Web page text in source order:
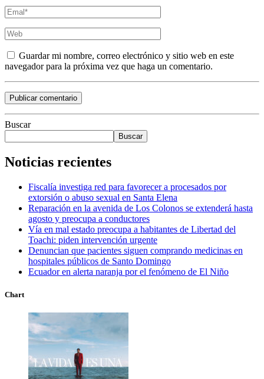
Guardar mi nombre, correo electrónico y sitio web en este
navegador para la próxima vez que haga un comentario.
Buscar
Buscar
Noticias recientes
Fiscalía investiga red para favorecer a procesados por
extorsión o abuso sexual en Santa Elena
Reparación en la avenida de Los Colonos se extenderá hasta
agosto y preocupa a conductores
Vía en mal estado preocupa a habitantes de Libertad del
Toachi: piden intervención urgente
Denuncian que pacientes siguen comprando medicinas en
hospitales públicos de Santo Domingo
Ecuador en alerta naranja por el fenómeno de El Niño
Chart